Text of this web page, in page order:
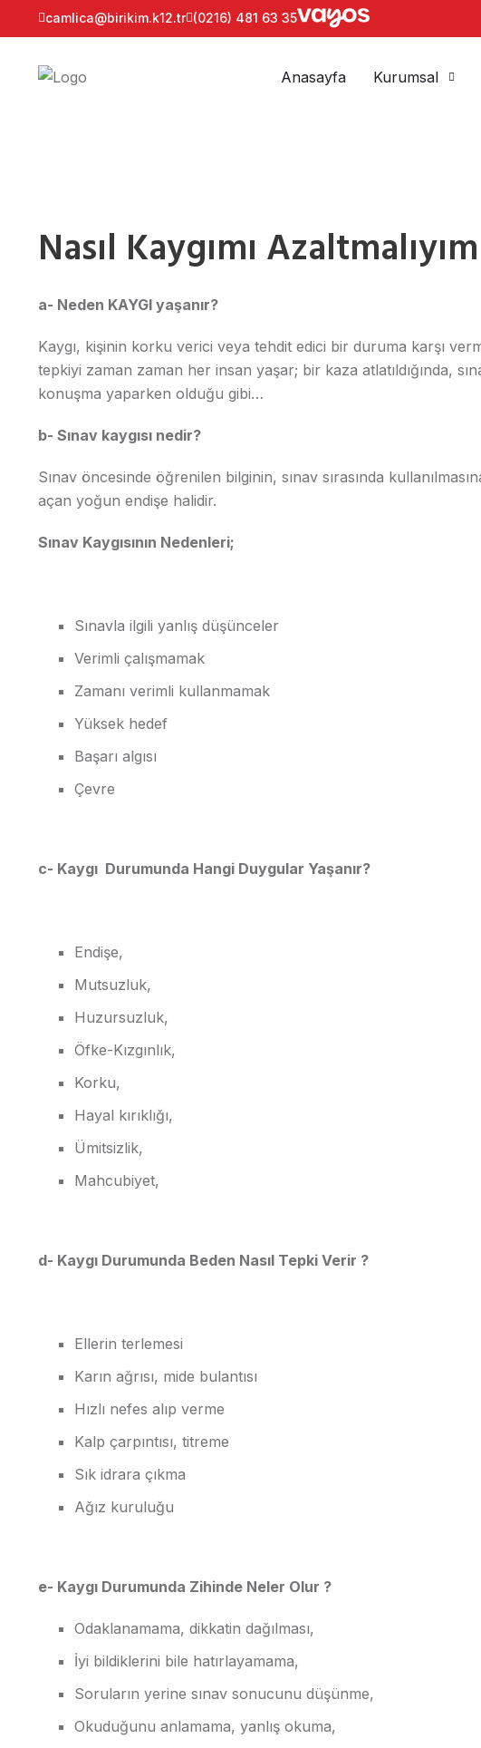
camlica@birikim.k12.tr (0216) 481 63 35
Anasayfa Kurumsal
Nasıl Kaygımı Azaltmalıyım
a- Neden KAYGI yaşanır?
Kaygı, kişinin korku verici veya tehdit edici bir duruma karşı
tepkiyi zaman zaman her insan yaşar; bir kaza atlatıldığında,
konuşma yaparken olduğu gibi…
b- Sınav kaygısı nedir?
Sınav öncesinde öğrenilen bilginin, sınav sırasında
açan yoğun endişe halidir.
Sınav Kaygısının Nedenleri;
Sınavla ilgili yanlış düşünceler
Verimli çalışmamak
Zamanı verimli kullanmamak
Yüksek hedef
Başarı algısı
Çevre
c- Kaygı Durumunda Hangi Duygular Yaşanır?
Endişe,
Mutsuzluk,
Huzursuzluk,
Öfke-Kızgınlık,
Korku,
Hayal kırıklığı,
Ümitsizlik,
Mahcubiyet,
d- Kaygı Durumunda Beden Nasıl Tepki Verir ?
Ellerin terlemesi
Karın ağrısı, mide bulantısı
Hızlı nefes alıp verme
Kalp çarpıntısı, titreme
Sık idrara çıkma
Ağız kuruluğu
e- Kaygı Durumunda Zihinde Neler Olur ?
Odaklanamama, dikkatin dağılması,
İyi bildiklerini bile hatırlayamama,
Soruların yerine sınav sonucunu düşünme,
Okuduğunu anlamama, yanlış okuma,